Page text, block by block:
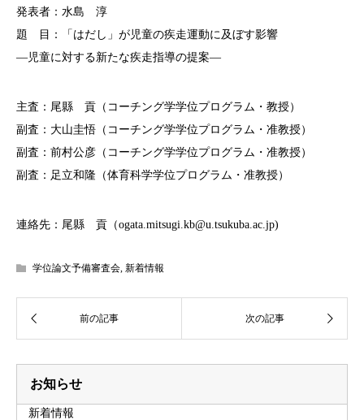
発表者：水島 淳
題 目：「はだし」が児童の疾走運動に及ぼす影響
—児童に対する新たな疾走指導の提案—
主査：尾縣 貢（コーチング学学位プログラム・教授）
副査：大山圭悟（コーチング学学位プログラム・准教授）
副査：前村公彦（コーチング学学位プログラム・准教授）
副査：足立和隆（体育科学学位プログラム・准教授）
連絡先：尾縣 貢（ogata.mitsugi.kb@u.tsukuba.ac.jp)
学位論文予備審査会, 新着情報
お知らせ
新着情報